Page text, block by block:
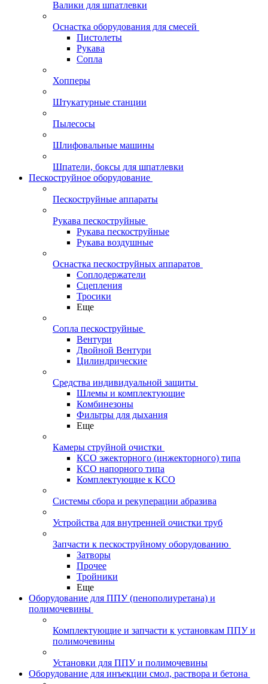
Валики для шпатлевки
Оснастка оборудования для смесей
Пистолеты
Рукава
Сопла
Хопперы
Штукатурные станции
Пылесосы
Шлифовальные машины
Шпатели, боксы для шпатлевки
Пескоструйное оборудование
Пескоструйные аппараты
Рукава пескоструйные
Рукава пескоструйные
Рукава воздушные
Оснастка пескоструйных аппаратов
Соплодержатели
Сцепления
Тросики
Еще
Сопла пескоструйные
Вентури
Двойной Вентури
Цилиндрические
Средства индивидуальной защиты
Шлемы и комплектующие
Комбинезоны
Фильтры для дыхания
Еще
Камеры струйной очистки
КСО эжекторного (инжекторного) типа
КСО напорного типа
Комплектующие к КСО
Системы сбора и рекуперации абразива
Устройства для внутренней очистки труб
Запчасти к пескоструйному оборудованию
Затворы
Прочее
Тройники
Еще
Оборудование для ППУ (пенополиуретана) и
полимочевины
Комплектующие и запчасти к установкам ППУ и
полимочевины
Установки для ППУ и полимочевины
Оборудование для инъекции смол, раствора и бетона